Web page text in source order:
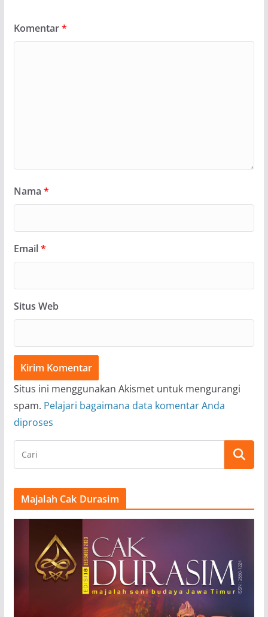
Komentar*
Nama *
Email*
Situs Web
Situs ini menggunakan Akismet untuk mengurangi
spam. Pelajari bagaimana data komentar Anda
diproses
Majalah Cak Durasim